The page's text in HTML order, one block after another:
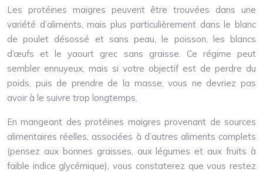
Les protéines maigres peuvent être trouvées dans une
variété d’aliments, mais plus particulièrement dans le blanc
de poulet désossé et sans peau, le poisson, les blancs
d’œufs et le yaourt grec sans graisse. Ce régime peut
sembler ennuyeux, mais si votre objectif est de perdre du
poids, puis de prendre de la masse, vous ne devriez pas
avoir à le suivre trop longtemps.
En mangeant des protéines maigres provenant de sources
alimentaires réelles, associées à d’autres aliments complets
(pensez aux bonnes graisses, aux légumes et aux fruits à
faible indice glycémique), vous constaterez que vous restez